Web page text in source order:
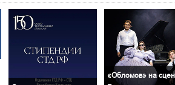
«Обломов» на